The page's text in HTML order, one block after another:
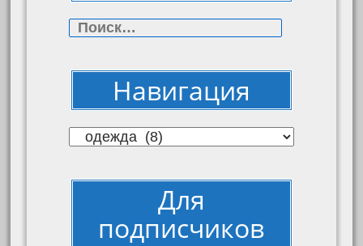
Найти:
Навигация
Навигация
Для
подписчиков